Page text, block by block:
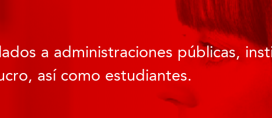
a administraciones públicas,
así como estudiantes.